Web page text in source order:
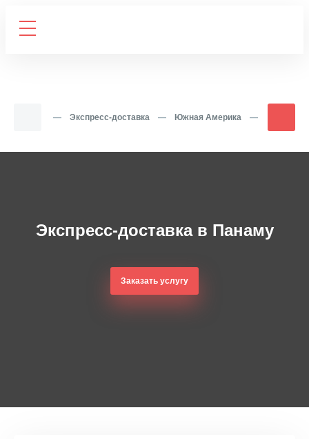
— Экспресс-доставка — Южная Америка —
Экспресс-доставка в Панаму
Заказать услугу